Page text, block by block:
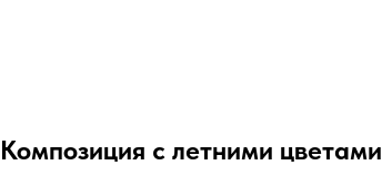
Композиция с летними цветами